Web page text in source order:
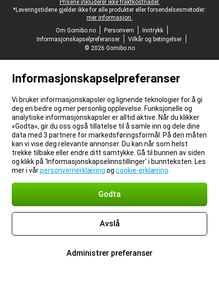
Prisene inkluderer ikke fraktkostnader.
*Leveringstidene gjelder ikke for alle produkter eller forsendelsesmetoder:
mer informasjon.
Om Gomibo.no
Personvern
Inntrykk
Informasjonskapselpreferanser
Vilkår og betingelser
© 2026 Gomibo.no
Informasjonskapselpreferanser
Vi bruker informasjonskapsler og lignende teknologier for å gi
deg en bedre og mer personlig opplevelse. Funksjonelle og
analytiske informasjonskapsler er alltid aktive. Når du klikker
«Godta», gir du oss også tillatelse til å samle inn og dele dine
data med 3 partnere for markedsføringsformål. På den måten
kan vi vise deg relevante annonser. Du kan når som helst
trekke tilbake eller endre ditt samtykke. Gå til bunnen av siden
og klikk på ‘Informasjonskapselinnstillinger’ i bunnteksten. Les
mer i vårpersonvernerklæring og cookie-erklæring
Godta
Avslå
Administrer preferanser